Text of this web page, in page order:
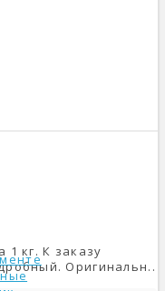
1 кг. К заказу
Оригинальн..